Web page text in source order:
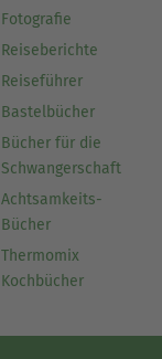
Fotografie
Reiseberichte
Reiseführer
Bastelbücher
Bücher für die
Schwangerschaft
Achtsamkeits-
Bücher
Thermomix
Kochbücher